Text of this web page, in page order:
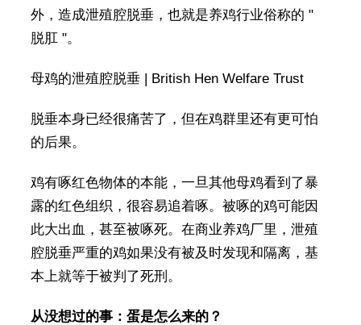
外，造成泄殖腔脱垂，也就是养鸡行业俗称的 "
脱肛 "。
母鸡的泄殖腔脱垂 | British Hen Welfare Trust
脱垂本身已经很痛苦了，但在鸡群里还有更可怕
的后果。
鸡有啄红色物体的本能，一旦其他母鸡看到了暴
露的红色组织，很容易追着啄。被啄的鸡可能因
此大出血，甚至被啄死。在商业养鸡厂里，泄殖
腔脱垂严重的鸡如果没有被及时发现和隔离，基
本上就等于被判了死刑。
从没想过的事：蛋是怎么来的？